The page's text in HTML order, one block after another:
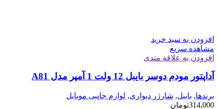
افزودن به سبد خرید
مشاهده سریع
افزودن به علاقه مندی
آداپتور مودم دوسر بایبل 12 ولت 1 آمپر مدل A81
برندها, بایبل, شارژر دیواری, لوازم جانبی موبایل
314,000تومان